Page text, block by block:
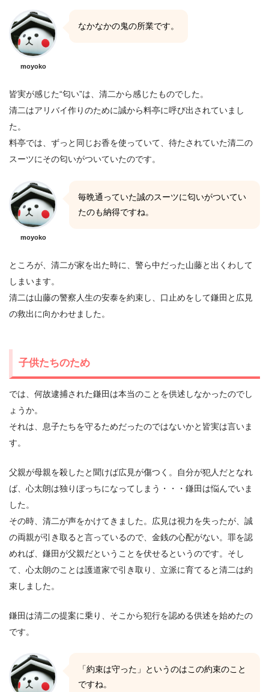
moyoko
なかなかの鬼の所業です。
皆実が感じた“匂い”は、清二から感じたものでした。
清二はアリバイ作りのために誠から料亭に呼び出されていまし
た。
料亭では、ずっと同じお香を使っていて、待たされていた清二の
スーツにその匂いがついていたのです。
moyoko
毎晩通っていた誠のスーツに匂いがついてい
たのも納得ですね。
ところが、清二が家を出た時に、警ら中だった山藤と出くわして
しまいます。
清二は山藤の警察人生の安泰を約束し、口止めをして鎌田と広見
の救出に向かわせました。
子供たちのため
では、何故逮捕された鎌田は本当のことを供述しなかったのでし
ょうか。
それは、息子たちを守るためだったのではないかと皆実は言いま
す。
父親が母親を殺したと聞けば広見が傷つく。自分が犯人だとなれ
ば、心太朗は独りぼっちになってしまう・・・鎌田は悩んでいま
した。
その時、清二が声をかけてきました。広見は視力を失ったが、誠
の両親が引き取ると言っているので、金銭の心配がない。罪を認
めれば、鎌田が父親だということを伏せるというのです。そし
て、心太朗のことは護道家で引き取り、立派に育てると清二は約
束しました。
鎌田は清二の提案に乗り、そこから犯行を認める供述を始めたの
です。
「約束は守った」というのはこの約束のこと
ですね。